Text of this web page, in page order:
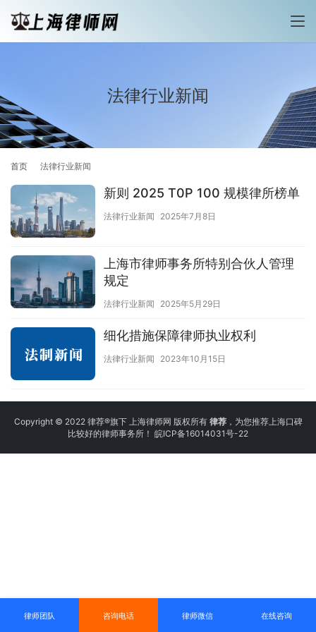
法律行业新闻
首页 法律行业新闻
新则 2025 T0P 100 规模律所榜单
法律行业新闻 2025年7月8日
上海市律师事务所特别合伙人管理
规定
法律行业新闻 2025年5月29日
细化措施保障律师执业权利
法律行业新闻 2023年10月15日
Copyright © 2022 律荐®旗下 上海律师网 版权所有 律荐，为您推荐上海口碑
比较好的律师事务所！ 皖ICP备16014031号-22
律师团队 咨询电话 律师微信 在线咨询